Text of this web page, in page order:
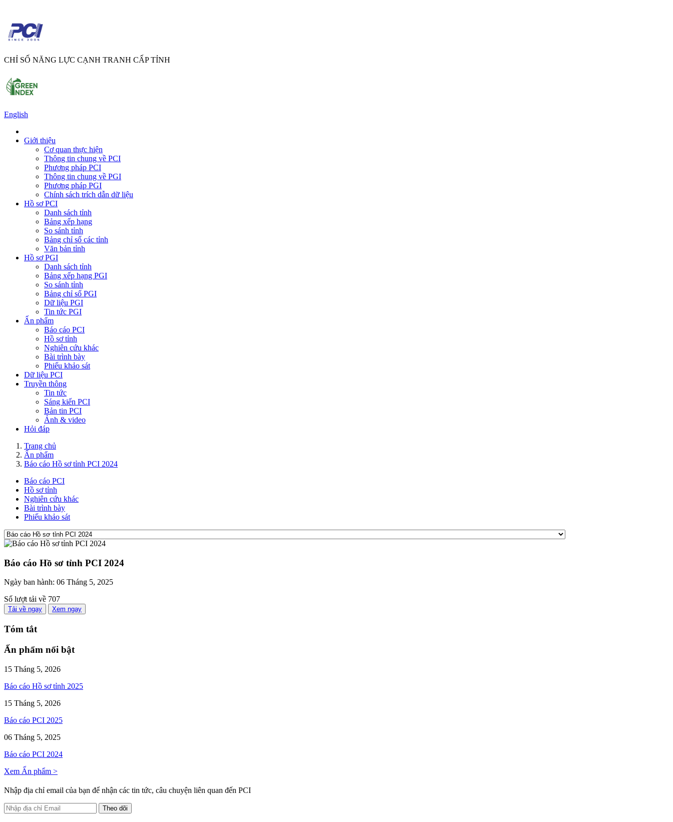
CHỈ SỐ NĂNG LỰC CẠNH TRANH CẤP TỈNH
English
Giới thiệu
Cơ quan thực hiện
Thông tin chung về PCI
Phương pháp PCI
Thông tin chung về PGI
Phương pháp PGI
Chính sách trích dẫn dữ liệu
Hồ sơ PCI
Danh sách tỉnh
Bảng xếp hạng
So sánh tỉnh
Bảng chỉ số các tỉnh
Văn bản tỉnh
Hồ sơ PGI
Danh sách tỉnh
Bảng xếp hạng PGI
So sánh tỉnh
Bảng chỉ số PGI
Dữ liệu PGI
Tin tức PGI
Ấn phẩm
Báo cáo PCI
Hồ sơ tỉnh
Nghiên cứu khác
Bài trình bày
Phiếu khảo sát
Dữ liệu PCI
Truyền thông
Tin tức
Sáng kiến PCI
Bản tin PCI
Ảnh & video
Hỏi đáp
Trang chủ
Ấn phẩm
Báo cáo Hồ sơ tỉnh PCI 2024
Báo cáo PCI
Hồ sơ tỉnh
Nghiên cứu khác
Bài trình bày
Phiếu khảo sát
Báo cáo Hồ sơ tỉnh PCI 2024
Ngày ban hành: 06 Tháng 5, 2025
Số lượt tải về 707
Tải về ngay Xem ngay
Tóm tắt
Ấn phẩm nổi bật
15 Tháng 5, 2026
Báo cáo Hồ sơ tỉnh 2025
15 Tháng 5, 2026
Báo cáo PCI 2025
06 Tháng 5, 2025
Báo cáo PCI 2024
Xem Ấn phẩm >
Nhập địa chỉ email của bạn để nhận các tin tức, câu chuyện liên quan đến PCI